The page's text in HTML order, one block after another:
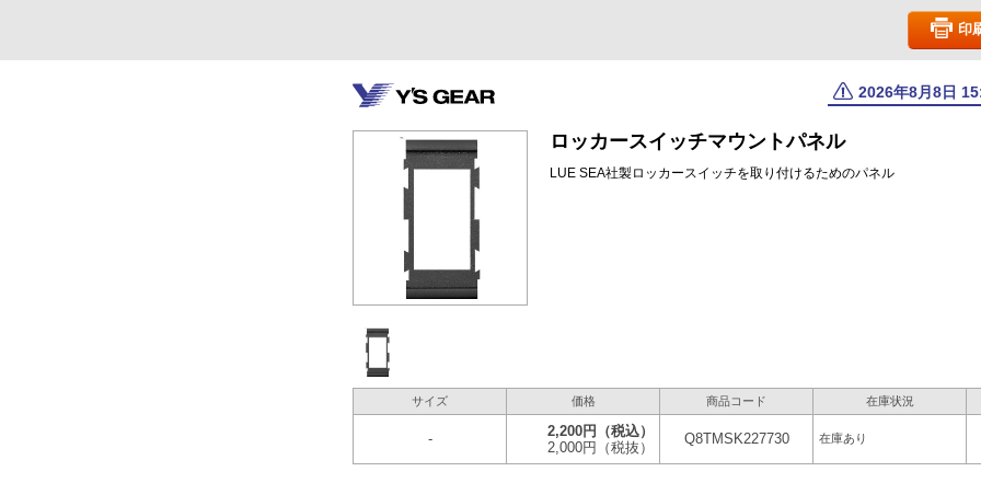
印
2026年8月8日
ロッカースイッチマウントパネル
LUE SEA社製ロッカースイッチを取り付けるためのパネル
サイズ 価格 商品コード 在庫状況
- 2,200円
（税込）
2,000円
（税抜）
Q8TMSK227730 在庫あり